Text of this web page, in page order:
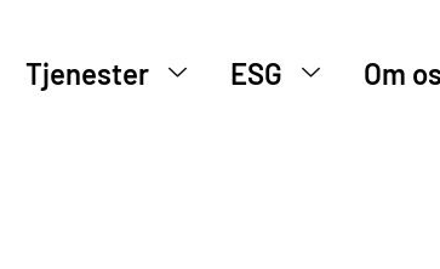
Tjenester ESG Om